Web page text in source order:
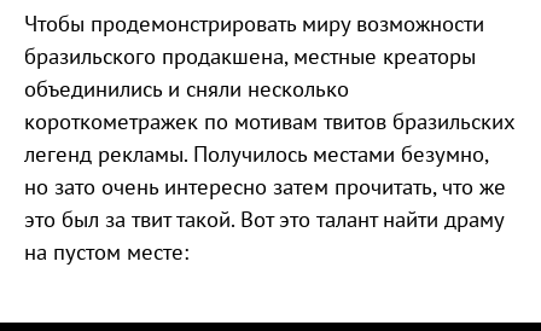
Чтобы продемонстрировать миру возможности
бразильского продакшена, местные креаторы
объединились и сняли несколько
короткометражек по мотивам твитов бразильских
легенд рекламы. Получилось местами безумно,
но зато очень интересно затем прочитать, что же
это был за твит такой. Вот это талант найти драму
на пустом месте: